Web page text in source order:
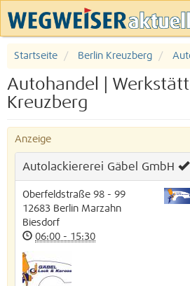
Startseite Berlin Kreuzberg
Autohandel |
Kreuzberg
Anzeige
Autolackiererei Gäbel GmbH
Oberfeldstraße 98 - 99
12683 Berlin Marzahn
Biesdorf
06:00 - 15:30